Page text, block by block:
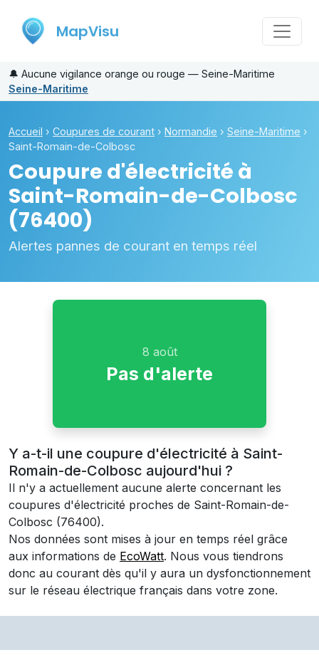
MapVisu
🔔 Aucune vigilance orange ou rouge — Seine-Maritime
Seine-Maritime
Accueil › Coupures de courant › Normandie › Seine-Maritime ›
Saint-Romain-de-Colbosc
Coupure d'électricité à
Saint-Romain-de-Colbosc
(76400)
Alertes pannes de courant en temps réel
8 août
Pas d'alerte
Y a-t-il une coupure d'électricité à Saint-
Romain-de-Colbosc aujourd'hui ?
Il n'y a actuellement aucune alerte concernant les
coupures d'électricité proches de Saint-Romain-de-
Colbosc (76400).
Nos données sont mises à jour en temps réel grâce
aux informations de EcoWatt. Nous vous tiendrons
donc au courant dès qu'il y aura un dysfonctionnement
sur le réseau électrique français dans votre zone.